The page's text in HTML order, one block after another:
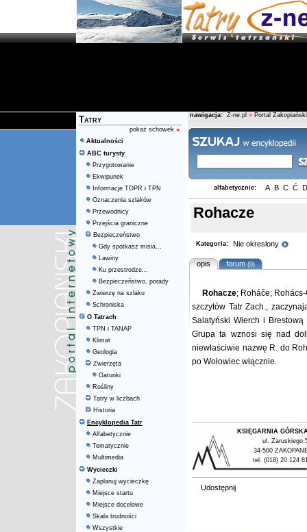
Tatry
pokaż schowek »
Aktualności
ABC turysty
Przygotowanie
Ekwipunek
Informacje TOPR i TPN
Oznaczenia szlaków
Przewodnicy
Przejścia graniczne
Bezpieczeństwo
Gdy spotkasz misia...
Lawiny
Ku przestrodze...
Bezpieczeństwo, porady
Zwierzę na szlaku
Schroniska
O Tatrach
TPN i TANAP
Klimat
Geologia
Zwierzęta
Gatunki
Rośliny
Tatry w liczbach
Historia
Encyklopedia Tatr
Alfabetycznie
Tematycznie
Multimedia
Wycieczki
Zaplanuj wycieczkę
Miejsce startu
Miejsce docelowe
Skala trudności
Wszystkie
nawigacja: Z-ne.pl » Portal Zakopiański
alfabetycznie: A B C Ć D
Rohacze
Kategoria: Nie okreslony
opis forum(0)
Rohacze; Roháče;
szczytów Tatr Zach.,
Salatyński Wierch i
Grupa ta wznosi się nad
niewłaściwie nazwę R. do
po Wołowiec włącznie.
KSIĘGARNIA
ul. Zaruskiego
34-500
tel. (018) 20 124
Udostępnij